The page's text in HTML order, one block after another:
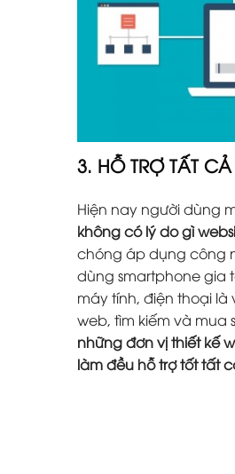
3. HỖ TRỢ TẤT
Hiện nay người dùng
không có lý do gì
chóng áp dụng công
dùng smartphone gia
máy tính, điện thoại
web, tìm kiếm và mua
những đơn vị thiết kế
làm đều hỗ trợ tốt tất